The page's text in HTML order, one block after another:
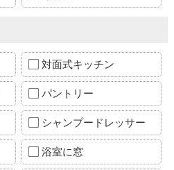
対面式キッチン
パントリー
シャンプードレッサー
浴室に窓